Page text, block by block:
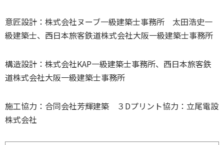
意匠設計：株式会社ヌーブ一級建築士事務所 太田浩史一
級建築士、西日本旅客鉄道株式会社大阪一級建築士事務所
構造設計：株式会社KAP一級建築士事務所、西日本旅客鉄
道株式会社大阪一級建築士事務所
施工協力：合同会社芳輝建築 ３Dプリント協力：立尾電設
株式会社